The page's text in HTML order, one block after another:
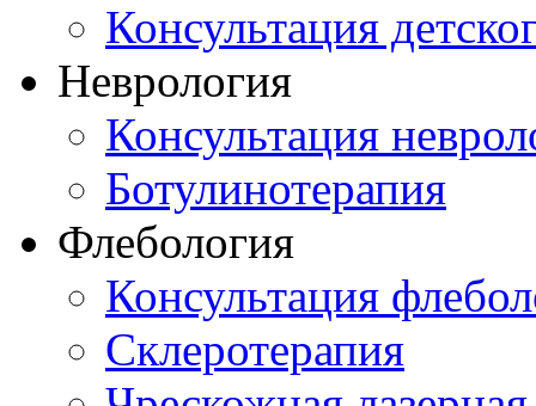
Консультация
Неврология
Консультация
Ботулинотерапия
Флебология
Консультация
Склеротерапия